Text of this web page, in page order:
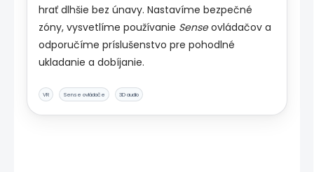
hrať dlhšie bez únavy. Nastavíme bezpečné
zóny, vysvetlíme používanie Senseovládačov a
odporučíme príslušenstvo pre pohodlné
ukladanie a dobíjanie.
VR Sense ovládače 3D audio